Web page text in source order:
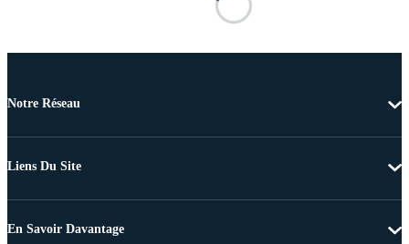
Notre Réseau
Liens Du Site
En Savoir Davantage